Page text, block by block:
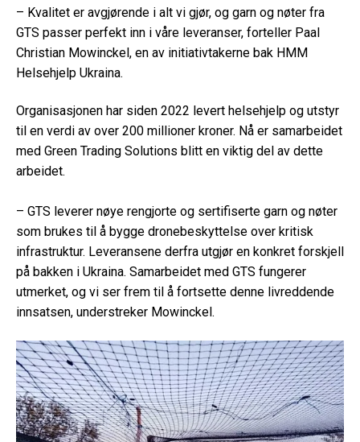
– Kvalitet er avgjørende i alt vi gjør, og garn og nøter fra
GTS passer perfekt inn i våre leveranser, forteller Paal
Christian Mowinckel, en av initiativtakerne bak HMM
Helsehjelp Ukraina.
Organisasjonen har siden 2022 levert helsehjelp og utstyr
til en verdi av over 200 millioner kroner. Nå er samarbeidet
med Green Trading Solutions blitt en viktig del av dette
arbeidet.
– GTS leverer nøye rengjorte og sertifiserte garn og nøter
som brukes til å bygge dronebeskyttelse over kritisk
infrastruktur. Leveransene derfra utgjør en konkret forskjell
på bakken i Ukraina. Samarbeidet med GTS fungerer
utmerket, og vi ser frem til å fortsette denne livreddende
innsatsen, understreker Mowinckel.